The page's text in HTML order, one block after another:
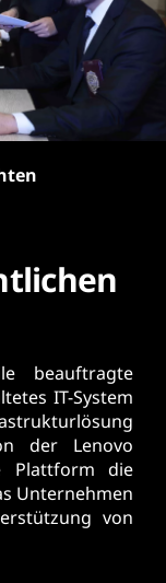
beauftragte
IT-System
der Lenovo
Plattform die
Unternehmen
von